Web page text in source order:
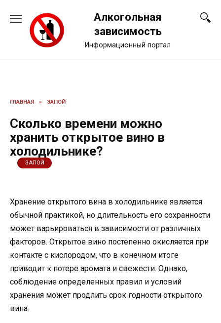
содержанию
Алкогольная
зависимость
Информационный портал
ГЛАВНАЯ » ЗАПОЙ
Сколько времени можно
хранить открытое вино в
холодильнике?
ЗАПОЙ
Хранение открытого вина в холодильнике является
обычной практикой, но длительность его сохранности
может варьироваться в зависимости от различных
факторов. Открытое вино постепенно окисляется при
контакте с кислородом, что в конечном итоге
приводит к потере аромата и свежести. Однако,
соблюдение определенных правил и условий
хранения может продлить срок годности открытого
вина.